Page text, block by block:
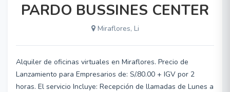
PARDO BUSSINES CENTER
Miraflores, Li
Alquiler de oficinas virtuales en Miraflores. Precio de
Lanzamiento para Empresarios de: S/.80.00 + IGV por 2
horas. El servicio Incluye: Recepción de llamadas de Lunes a